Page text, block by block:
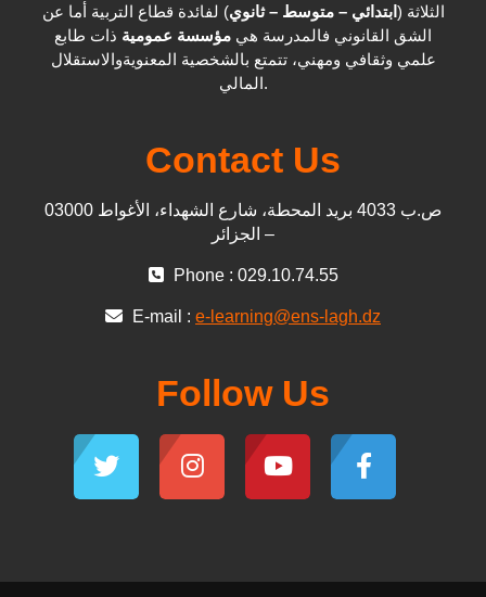
الثلاثة ( ابتدائي – متوسط – ثانوي) لفائدة قطاع التربية أما عن
الشق القانوني فالمدرسة هي مؤسسة عمومية ذات طابع
علمي وثقافي ومهني، تتمتع بالشخصية المعنويةوالاستقلال
المالي.
Contact Us
ص.ب 4033 بريد المحطة، شارع الشهداء، الأغواط 03000
– الجزائر
Phone : 029.10.74.55
E-mail : e-learning@ens-lagh.dz
Follow Us